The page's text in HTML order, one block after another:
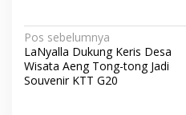
N
a
v
Pos sebelumnya
LaNyalla Dukung Keris Desa
Wisata Aeng Tong-tong Jadi
Souvenir KTT G20